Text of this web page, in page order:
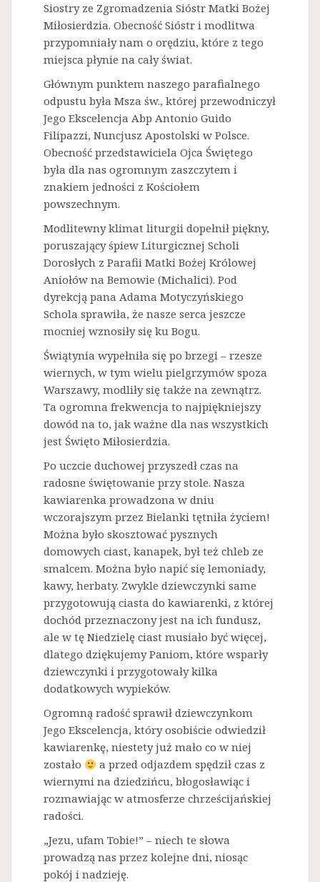
Siostry ze Zgromadzenia Sióstr Matki Bożej
Miłosierdzia. Obecność Sióstr i modlitwa
przypomniały nam o orędziu, które z tego
miejsca płynie na cały świat.
Głównym punktem naszego parafialnego
odpustu była Msza św., której przewodniczył
Jego Ekscelencja Abp Antonio Guido
Filipazzi, Nuncjusz Apostolski w Polsce.
Obecność przedstawiciela Ojca Świętego
była dla nas ogromnym zaszczytem i
znakiem jedności z Kościołem
powszechnym.
Modlitewny klimat liturgii dopełnił piękny,
poruszający śpiew Liturgicznej Scholi
Dorosłych z Parafii Matki Bożej Królowej
Aniołów na Bemowie (Michalici). Pod
dyrekcją pana Adama Motyczyńskiego
Schola sprawiła, że nasze serca jeszcze
mocniej wznosiły się ku Bogu.
Świątynia wypełniła się po brzegi – rzesze
wiernych, w tym wielu pielgrzymów spoza
Warszawy, modliły się także na zewnątrz.
Ta ogromna frekwencja to najpiękniejszy
dowód na to, jak ważne dla nas wszystkich
jest Święto Miłosierdzia.
Po uczcie duchowej przyszedł czas na
radosne świętowanie przy stole. Nasza
kawiarenka prowadzona w dniu
wczorajszym przez Bielanki tętniła życiem!
Można było skosztować pysznych
domowych ciast, kanapek, był też chleb ze
smalcem. Można było napić się lemoniady,
kawy, herbaty. Zwykle dziewczynki same
przygotowują ciasta do kawiarenki, z której
dochód przeznaczony jest na ich fundusz,
ale w tę Niedzielę ciast musiało być więcej,
dlatego dziękujemy Paniom, które wsparły
dziewczynki i przygotowały kilka
dodatkowych wypieków.
Ogromną radość sprawił dziewczynkom
Jego Ekscelencja, który osobiście odwiedził
kawiarenkę, niestety już mało co w niej
zostało
a przed odjazdem spędził czas z
wiernymi na dziedzińcu, błogosławiąc i
rozmawiając w atmosferze chrześcijańskiej
radości.
„Jezu, ufam Tobie!” – niech te słowa
prowadzą nas przez kolejne dni, niosąc
pokój i nadzieję.